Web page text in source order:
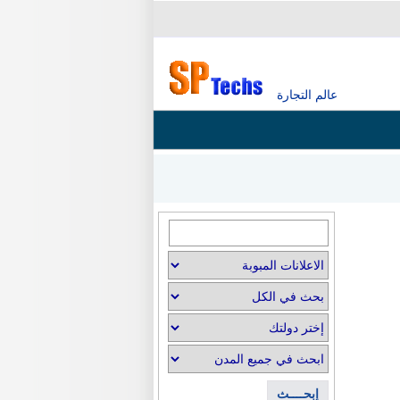
عالم التجارة
إبحــــث